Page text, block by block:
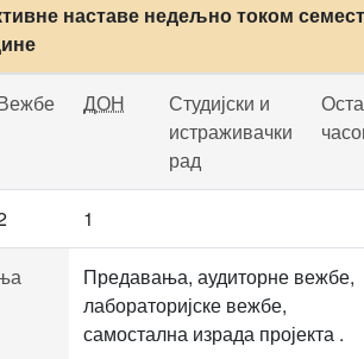
наставе недељно током
ДОН
Студијски и
истраживачки
рад
1
Предавања, аудиторне вежбе,
лабораторијске вежбе,
самостална израда пројекта .